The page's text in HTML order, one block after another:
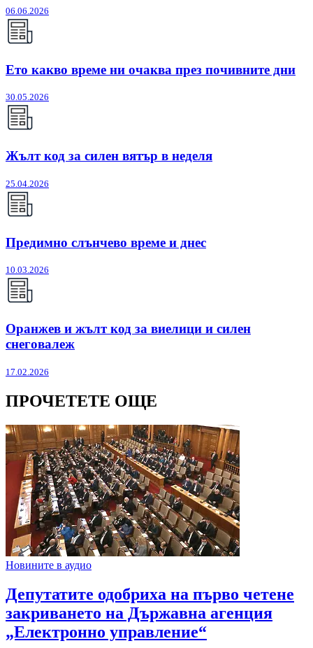
06.06.2026
Ето какво време ни очаква през почивните дни
30.05.2026
Жълт код за силен вятър в неделя
25.04.2026
Предимно слънчево време и днес
10.03.2026
Оранжев и жълт код за виелици и силен
снеговалеж
17.02.2026
ПРОЧЕТЕТЕ ОЩЕ
Новините в аудио
Депутатите одобриха на първо четене
закриването на Държавна агенция
„Електронно управление“